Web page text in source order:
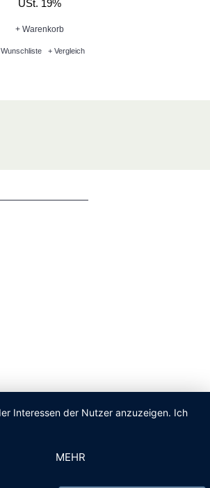
USt. 19%
+ Warenkorb
+ Vergleich
Interessen der Nutzer anzuzeigen. Ich
MEHR